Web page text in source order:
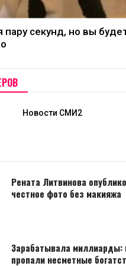
пару секунд, но вы
Новости СМИ2
Рената Литвинова
честное фото без макияжа
Зарабатывала миллиарды:
пропали несметные